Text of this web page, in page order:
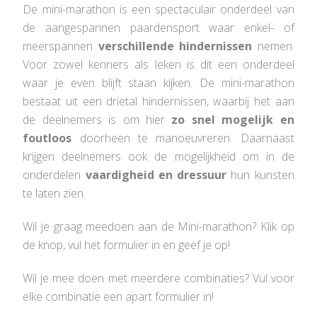
De mini-marathon is een spectaculair onderdeel van
de aangespannen paardensport waar enkel- of
meerspannen verschillende hindernissen nemen.
Voor zowel kenners als leken is dit een onderdeel
waar je even blijft staan kijken. De mini-marathon
bestaat uit een drietal hindernissen, waarbij het aan
de deelnemers is om hier zo snel mogelijk en
foutloos doorheen te manoeuvreren. Daarnaast
krijgen deelnemers ook de mogelijkheid om in de
onderdelen vaardigheid en dressuur hun kunsten
te laten zien.
Wil je graag meedoen aan de Mini-marathon? Klik op
de knop, vul het formulier in en geef je op!
Wil je mee doen met meerdere combinaties? Vul voor
elke combinatie een apart formulier in!